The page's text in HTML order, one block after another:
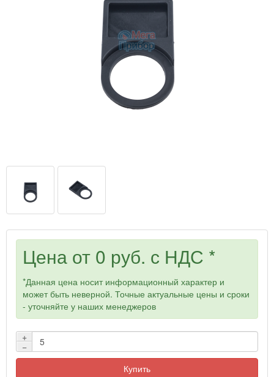
Цена от 0 руб. с НДС *
*Данная цена носит информационный характер и
может быть неверной. Точные актуальные цены и сроки
- уточняйте у наших менеджеров
+
−
Купить